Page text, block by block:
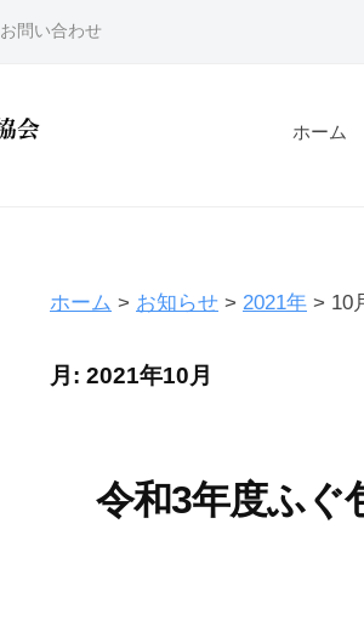
お問い合わせ
ホーム
ホーム > お知らせ > 2021年 > 10
月: 2021年10月
令和3年度ふぐ